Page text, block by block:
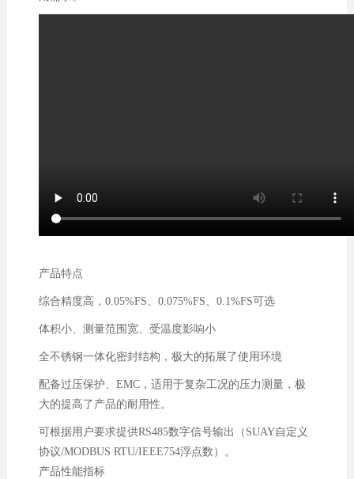
产品特点
综合精度高，0.05%FS、0.075%FS、0.1%FS可选
体积小、测量范围宽、受温度影响小
全不锈钢一体化密封结构，极大的拓展了使用环境
配备过压保护、EMC，适用于复杂工况的压力测量，极
大的提高了产品的耐用性。
可根据用户要求提供RS485数字信号输出（SUAY自定义
协议/MODBUS RTU/IEEE754浮点数）。
产品性能指标